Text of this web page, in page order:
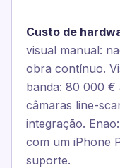
Custo de
visual manual:
obra contínuo.
banda: 80 000
câmaras line-
integração.
com um iPhone
suporte.